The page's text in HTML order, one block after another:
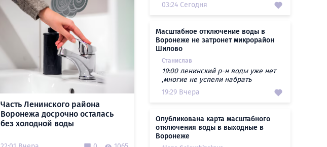
Часть Ленинского района
Воронежа досрочно осталась
без холодной воды
03:24 Сегодня
Масштабное отключение воды в
Воронеже не затронет микрорайон
Шилово
Станислав
19:00 ленинский р-н воды уже нет
,многие не успели набрать
19:29 Вчера
Опубликована карта масштабного
отключения воды в выходные в
Воронеже